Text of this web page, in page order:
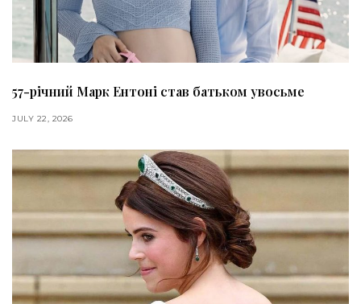
57-річний Марк Ентоні став батьком увосьме
JULY 22, 2026